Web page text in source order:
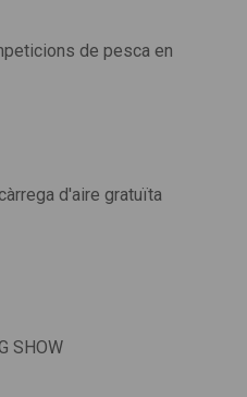
de pesca en
d'aire gratuïta
SHOW